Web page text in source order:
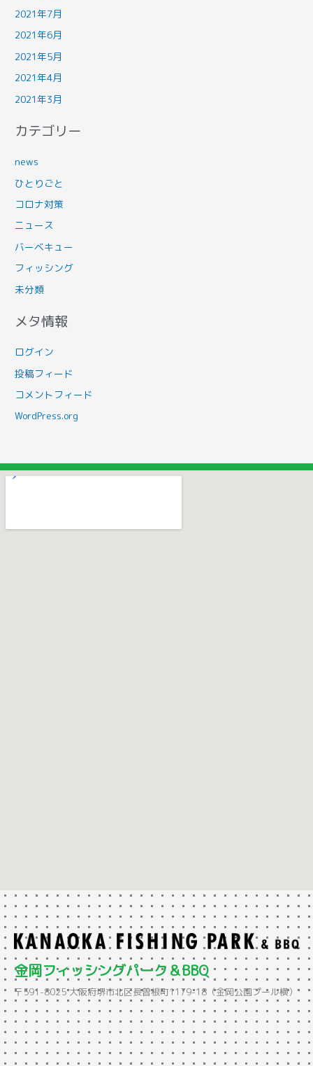
2021年7月
2021年6月
2021年5月
2021年4月
2021年3月
カテゴリー
news
ひとりごと
コロナ対策
ニュース
バーベキュー
フィッシング
未分類
メタ情報
ログイン
投稿フィード
コメントフィード
WordPress.org
金岡フィッシングパーク＆BBQ
〒591-8025 大阪府堺市北区長曽根町1179-18（金岡公園プール横）